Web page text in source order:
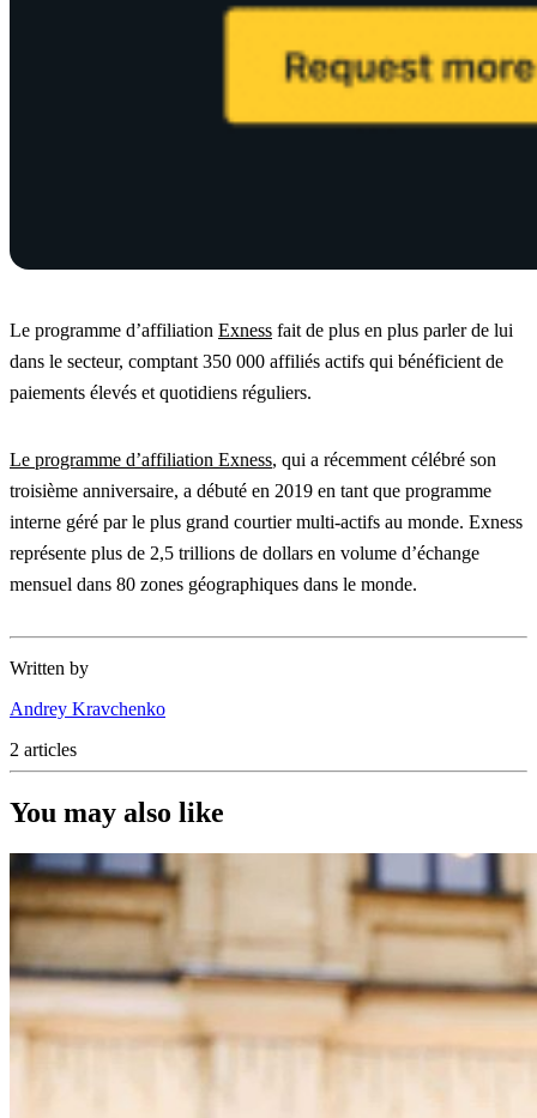
Le programme d’affiliation Exness fait de plus en plus parler de lui
dans le secteur, comptant 350 000 affiliés actifs qui bénéficient de
paiements élevés et quotidiens réguliers.
Le programme d’affiliation Exness, qui a récemment célébré son
troisième anniversaire, a débuté en 2019 en tant que programme
interne géré par le plus grand courtier multi-actifs au monde. Exness
représente plus de 2,5 trillions de dollars en volume d’échange
mensuel dans 80 zones géographiques dans le monde.
Written by
Andrey Kravchenko
2 articles
You may also like